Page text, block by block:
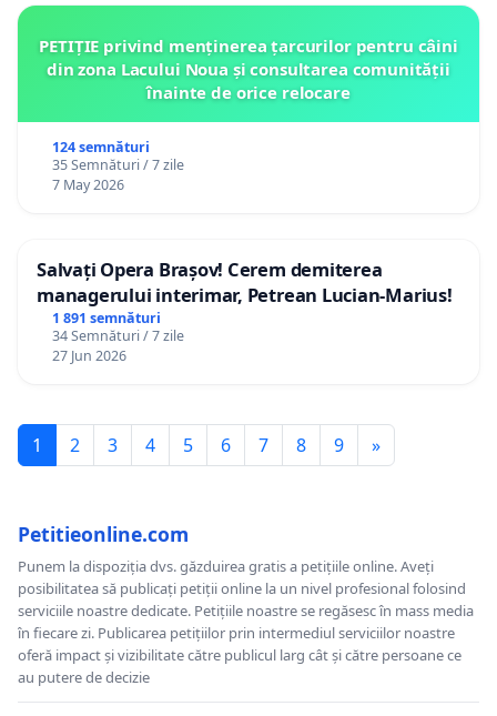
PETIȚIE privind menținerea țarcurilor pentru câini
din zona Lacului Noua și consultarea comunității
înainte de orice relocare
124 semnături
35 Semnături / 7 zile
7 May 2026
Salvați Opera Brașov! Cerem demiterea
managerului interimar, Petrean Lucian-Marius!
1 891 semnături
34 Semnături / 7 zile
27 Jun 2026
1 2 3 4 5 6 7 8 9 »
Petitieonline.com
Punem la dispoziția dvs. găzduirea gratis a petițiile online. Aveți
posibilitatea să publicați petiții online la un nivel profesional folosind
serviciile noastre dedicate. Petițiile noastre se regăsesc în mass media
în fiecare zi. Publicarea petițiilor prin intermediul serviciilor noastre
oferă impact și vizibilitate către publicul larg cât și către persoane ce
au putere de decizie